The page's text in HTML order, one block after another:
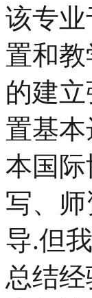
该专
置和
的建
置基
本国
写、
导.但
总结